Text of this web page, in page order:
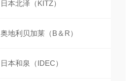
日本北泽（KITZ）
奥地利贝加莱（B＆R）
日本和泉（IDEC）